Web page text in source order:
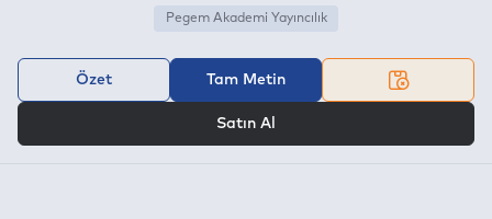
Pegem Akademi Yayıncılık
Özet Tam Metin
Satın Al